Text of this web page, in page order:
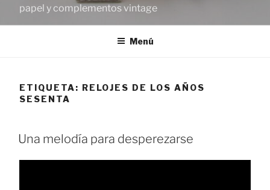
papel y complementos vintage
Menú
ETIQUETA: RELOJES DE LOS AÑOS
SESENTA
Una melodía para desperezarse